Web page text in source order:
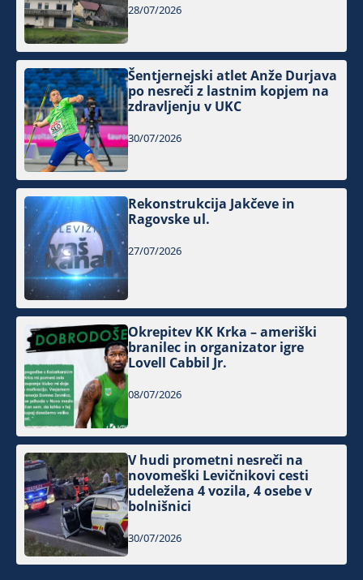
28/07/2026
Šentjernejski atlet Anže Durjava
po nesreči z lastnim kopjem na
zdravljenju v UKC
30/07/2026
Rekonstrukcija Jakčeve in
Ragovske ul.
27/07/2026
Okrepitev KK Krka – ameriški
branilec in organizator igre
Lovell Cabbil Jr.
08/07/2026
V hudi prometni nesreči na
novomeški Levičnikovi cesti
udeležena 4 vozila, 4 osebe v
bolnišnici
30/07/2026